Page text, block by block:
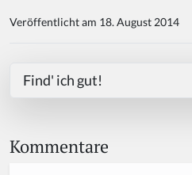
Veröffentlicht am 18. August 2014
Find' ich gut!
Kommentare